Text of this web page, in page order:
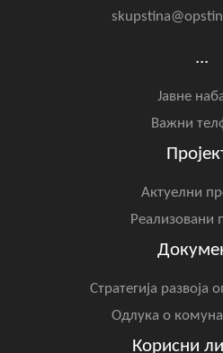
...
Јавне
Важни
Актуелни
Реализовани
Стратегија развоја
Одлука о
Корисни